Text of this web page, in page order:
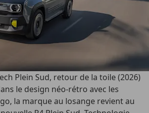
Plein Sud, retour de la toile (2026)
le design néo-rétro avec les
la marque au losange revient au